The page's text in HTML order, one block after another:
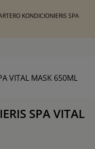
KONDICIONIERIS SPA
SPA VITAL